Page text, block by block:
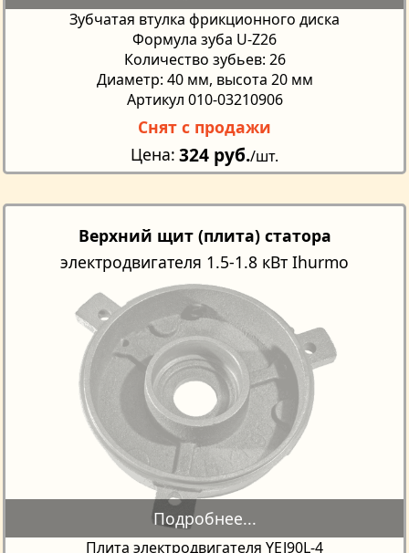
Зубчатая втулка фрикционного диска
Формула зуба U-Z26
Количество зубьев: 26
Диаметр: 40 мм, высота 20 мм
Артикул 010-03210906
Снят с продажи
Цена 324 руб./шт.
Верхний щит (плита) статора
электродвигателя 1.5-1.8 кВт Ihurmo
Плита электродвигателя YEJ90L-4